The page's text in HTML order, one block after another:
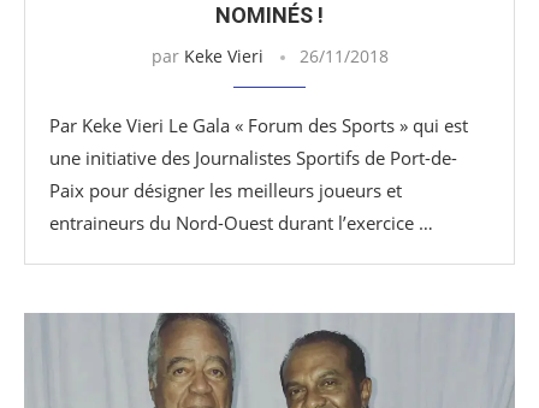
NOMINÉS !
par Keke Vieri 26/11/2018
Par Keke Vieri Le Gala « Forum des Sports » qui est
une initiative des Journalistes Sportifs de Port-de-
Paix pour désigner les meilleurs joueurs et
entraineurs du Nord-Ouest durant l’exercice …